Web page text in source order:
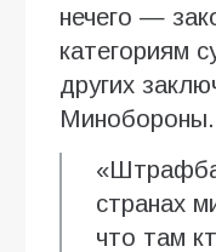
нечего —
категориям
других
Минобороны.
странах
что там